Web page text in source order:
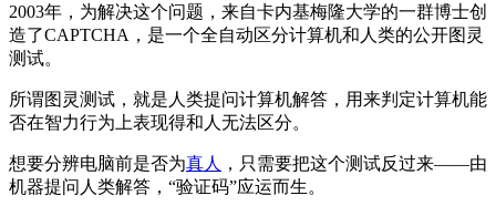
2003年，为解决这个问题，来自卡内基梅隆大学的一群博士创
造了CAPTCHA，是一个全自动区分计算机和人类的公开图灵
测试。
所谓图灵测试，就是人类提问计算机解答，用来判定计算机能
否在智力行为上表现得和人无法区分。
想要分辨电脑前是否为真人
，只需要把这个测试反过来——由
机器提问人类解答，“验证码”应运而生。